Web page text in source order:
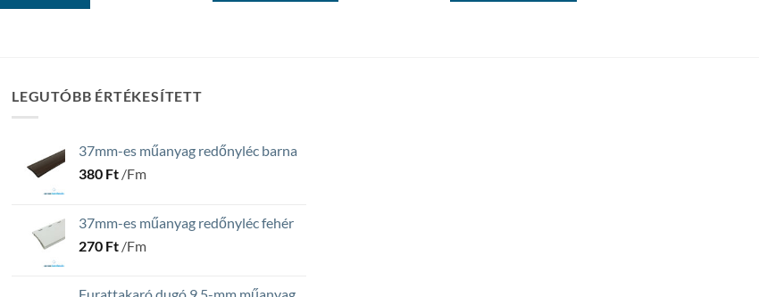
LEGUTÓBB ÉRTÉKESÍTETT
37mm-es műanyag redőnyléc barna
380 Ft /Fm
37mm-es műanyag redőnyléc fehér
270 Ft /Fm